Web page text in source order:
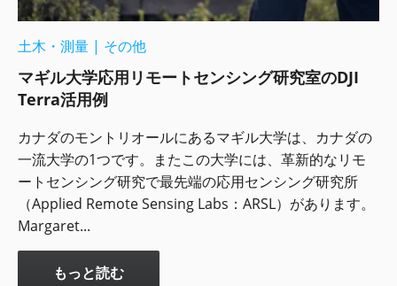
土木・測量 | その他
マギル大学応用リモートセンシング研究室のDJI
Terra活用例
カナダのモントリオールにあるマギル大学は、カナダの
一流大学の1つです。またこの大学には、革新的なリモ
ートセンシング研究で最先端の応用センシング研究所
（Applied Remote Sensing Labs：ARSL）があります。
Margaret...
もっと読む